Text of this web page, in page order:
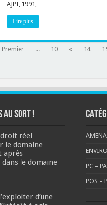
AJPI, 1991, …
Lire plus
Premier ... 10 « 14
AU SORT !
réel
le domaine
après
le domaine
d’une
PC –
POS –